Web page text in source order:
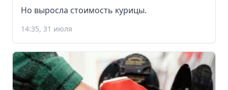
Но выросла стоимость курицы.
14:35, 31 июля